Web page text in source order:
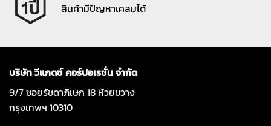
สินค้ามีปัญหาเคลมได้
บริษัท วีแกดซ์ คอร์ปอเรชั่น จำกัด
9/7 ซอยรัชดาภิเษก 18 ห้วยขวาง
กรุงเทพฯ 10310